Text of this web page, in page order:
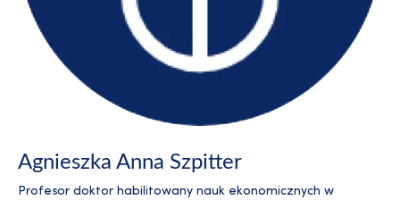
Agnieszka Anna Szpitter
Profesor doktor habilitowany nauk ekonomicznych w